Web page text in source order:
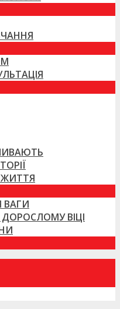
ЖИТТЯ
ВАГИ
ВІЦІ